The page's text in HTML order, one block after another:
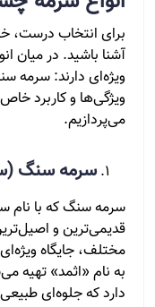
برای انتخاب
آشنا باشید. در میان
ویژه‌ای دارند: سرمه
ویژگی‌ها و کاربرد
می‌پردازیم.
سرمه سنگ
سرمه سنگ که با نام
قدیمی‌ترین و
مختلف، جایگاه
به نام «اثمد» تهیه
دارد که جلوه‌ای